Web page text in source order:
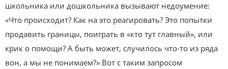
школьника или дошкольника вызывают недоумение:
«Что происходит? Как на это реагировать? Это попытки
продавить границы, поиграть в «кто тут главный», или
крик о помощи? А быть может, случилось что-то из ряда
вон, а мы не понимаем?» Вот с таким запросом